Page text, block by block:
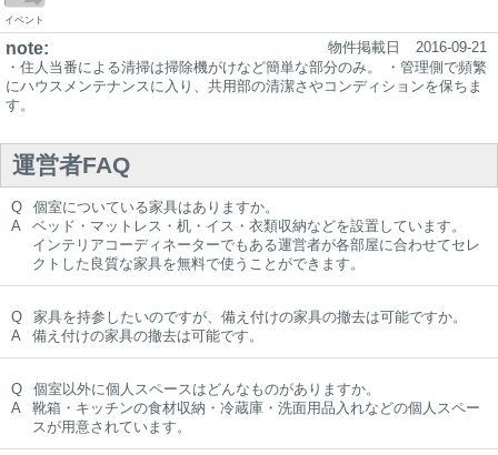
イベント
note: 物件掲載日
2016-09-21
・住人当番による清掃は掃除機がけなど簡単な部分のみ。 ・管理側で頻繁
にハウスメンテナンスに入り、共用部の清潔さやコンディションを保ちま
す。
運営者FAQ
Q
個室についている家具はありますか。
A
ベッド・マットレス・机・イス・衣類収納などを設置しています。
インテリアコーディネーターでもある運営者が各部屋に合わせてセレ
クトした良質な家具を無料で使うことができます。
Q
家具を持参したいのですが、備え付けの家具の撤去は可能ですか。
A
備え付けの家具の撤去は可能です。
Q
個室以外に個人スペースはどんなものがありますか。
A
靴箱・キッチンの食材収納・冷蔵庫・洗面用品入れなどの個人スペー
スが用意されています。